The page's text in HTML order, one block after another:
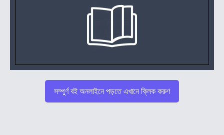
সম্পুর্ণ বই অনলাইনে পড়তে এখানে ক্লিক করুণ